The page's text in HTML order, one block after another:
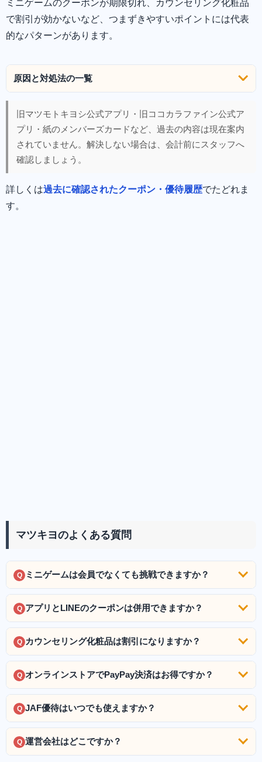
ミニゲームのクーポンが期限切れ、カウンセリング化粧品
で割引が効かないなど、つまずきやすいポイントには代表
的なパターンがあります。
原因と対処法の一覧
旧マツモトキヨシ公式アプリ・旧ココカラファイン公式ア
プリ・紙のメンバーズカードなど、過去の内容は現在案内
されていません。解決しない場合は、会計前にスタッフへ
確認しましょう。
詳しくは過去に確認されたクーポン・優待履歴でたどれま
す。
マツキヨのよくある質問
Q ミニゲームは会員でなくても挑戦できますか？
Q アプリとLINEのクーポンは併用できますか？
Q カウンセリング化粧品は割引になりますか？
Q オンラインストアでPayPay決済はお得ですか？
Q JAF優待はいつでも使えますか？
Q 運営会社はどこですか？